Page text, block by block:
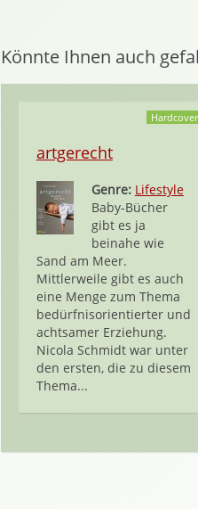
Könnte Ihnen auch
Hardcover
artgerecht
Genre: Lifestyle
Baby-Bücher
gibt es ja
beinahe wie
Sand am Meer.
Mittlerweile gibt es auch
eine Menge zum Thema
bedürfnisorientierter und
achtsamer Erziehung.
Nicola Schmidt war unter
den ersten, die zu diesem
Thema...